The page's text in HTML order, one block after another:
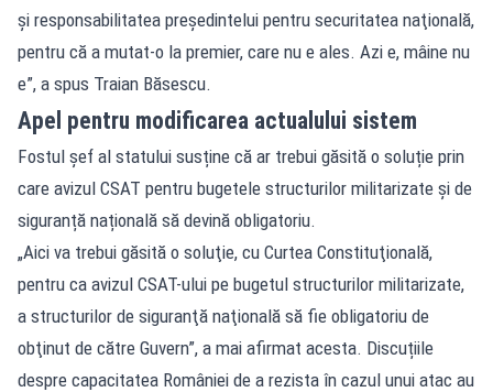
şi responsabilitatea preşedintelui pentru securitatea naţională,
pentru că a mutat-o la premier, care nu e ales. Azi e, mâine nu
e”, a spus Traian Băsescu.
Apel pentru modificarea actualului sistem
Fostul șef al statului susține că ar trebui găsită o soluție prin
care avizul CSAT pentru bugetele structurilor militarizate și de
siguranță națională să devină obligatoriu.
„Aici va trebui găsită o soluţie, cu Curtea Constituţională,
pentru ca avizul CSAT-ului pe bugetul structurilor militarizate,
a structurilor de siguranţă naţională să fie obligatoriu de
obţinut de către Guvern”, a mai afirmat acesta. Discuțiile
despre capacitatea României de a rezista în cazul unui atac au